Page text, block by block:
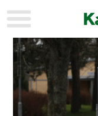
KAUPUNKI
AJANKOHTAISTA
URHEILU
KULTTUURI